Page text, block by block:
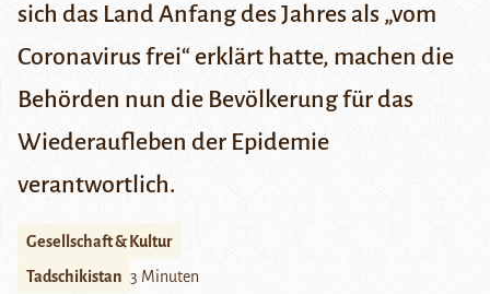
sich das Land Anfang des Jahres als „vom
Coronavirus frei“ erklärt hatte, machen die
Behörden nun die Bevölkerung für das
Wiederaufleben der Epidemie
verantwortlich.
Gesellschaft & Kultur
Tadschikistan 3 Minuten